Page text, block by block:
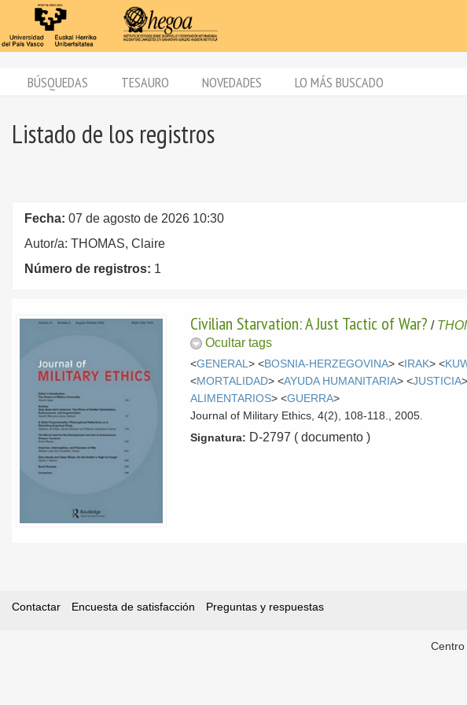
BÚSQUEDAS TESAURO NOVEDADES LO MÁS BUSCADO
Listado de los registros
Fecha: 07 de agosto de 2026 10:30
Autor/a: THOMAS, Claire
Número de registros: 1
Civilian Starvation: A Just Tactic of War? /
Ocultar tags
<GENERAL> <BOSNIA-HERZEGOVINA> <IRAK> <
<MORTALIDAD> <AYUDA HUMANITARIA> <JUSTICIA
ALIMENTARIOS> <GUERRA>
Journal of Military Ethics, 4(2), 108-118., 2005.
Signatura: D-2797 ( documento )
Contactar Encuesta de satisfacción Preguntas y respuestas